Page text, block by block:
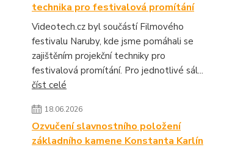
technika pro festivalová promítání
Videotech.cz byl součástí Filmového
festivalu Naruby, kde jsme pomáhali se
zajištěním projekční techniky pro
festivalová promítání. Pro jednotlivé sál...
číst celé
18.06.2026
Ozvučení slavnostního položení
základního kamene Konstanta Karlín